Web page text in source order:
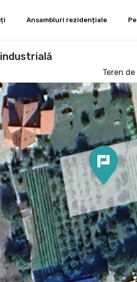
Ansambluri rezidențiale
industrială
Teren